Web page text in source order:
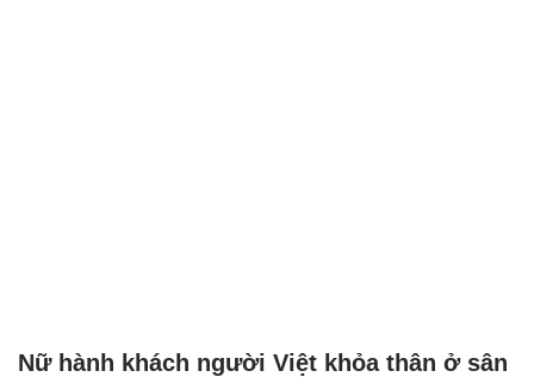
Nữ hành khách người Việt khỏa thân ở sân